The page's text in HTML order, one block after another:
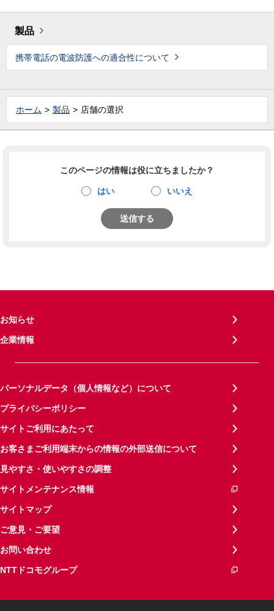
製品
携帯電話の電波防護への適合性について
ホーム 製品 店舗の選択
このページの情報は役に立ちましたか？
はい いいえ
送信する
お知らせ
企業情報
パーソナルデータ（個人情報など）について
プライバシーポリシー
サイトご利用にあたって
お客さまご利用端末からの情報の外部送信について
見やすさ・使いやすさの調整
サイトメンテナンス情報
サイトマップ
ご意見・ご要望
お問い合わせ
NTTドコモグループ